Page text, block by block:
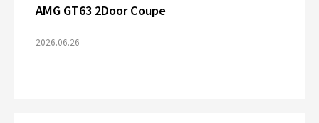
AMG GT63 2Door Coupe
2026.06.26